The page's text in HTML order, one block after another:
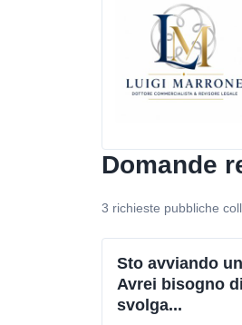
Domande
3 richieste pubbliche
Sto avviando
Avrei bisogno
svolga...